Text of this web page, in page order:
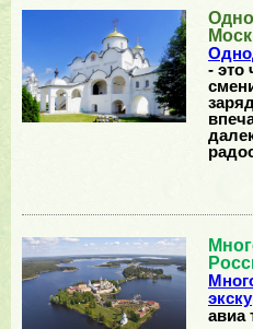
- это
авиа